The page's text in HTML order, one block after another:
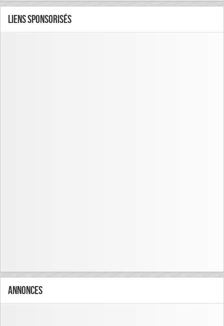
Liens Sponsorisés
Annonces